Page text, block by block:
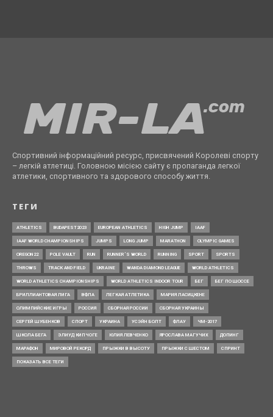
Спортивний інформаційний ресурс, присвячений Королеві спорту
– легкій атлетиці. Головною місією сайту є пропаганда легкої
атлетики, спортивного та здорового способу життя.
ТЕГИ
ATHLETICS BUDAPEST2023 EUROPEAN ATHLETICS HIGH JUMP IAAF
IAAF WORLD CHAMPIONSHIPS JUMPS LONG JUMP MARATHON OLYMPIC GAMES
OREGON22 POLE VAULT RUN RUNNER’S WORLD RUNNING SPORT SPORTS
THROWS TRACK AND FIELD UKRAINE WANDA DIAMOND LEAGUE WORLD ATHLETICS
WORLD ATHLETICS CHAMPIONSHIPS WORLD ATHLETICS INDOOR TOUR БЕГ БЕГ ПО ШОССЕ
БРИЛЛИАНТОВАЯ ЛИГА ВФЛА ЛЕГКАЯ АТЛЕТИКА МАРИЯ ЛАСИЦКЕНЕ
ОЛИМПИЙСКИЕ ИГРЫ РОССИЯ СБОРНАЯ РОССИИ СБОРНАЯ УКРАИНЫ
СЕРГЕЙ ШУБЕНКОВ СПОРТ УКРАИНА УСЭЙН БОЛТ ФЛАУ ЧМ-2017
ШКОЛА БЕГА ЭЛИУД КИПЧОГЕ ЮЛИЯ ЛЕВЧЕНКО ЯРОСЛАВА МАГУЧИХ ДОПИНГ
МАРАФОН МИРОВОЙ РЕКОРД ПРЫЖКИ В ВЫСОТУ ПРЫЖКИ С ШЕСТОМ СПРИНТ
ПОКАЗАТЬ ВСЕ ТЕГИ